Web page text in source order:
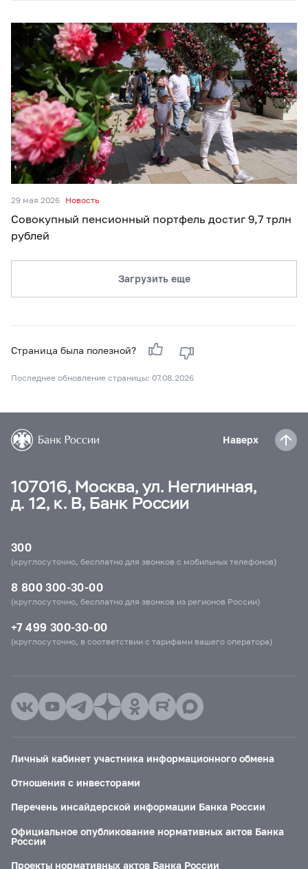
29 мая 2026 Новость
Совокупный пенсионный портфель достиг 9,7 трлн
рублей
Загрузить еще
Страница была полезной?
Последнее обновление страницы: 07.08.2026
Наверх
107016, Москва, ул. Неглинная,
д. 12, к. В, Банк России
300
(круглосуточно, бесплатно для звонков с мобильных телефонов)
8 800 300-30-00
(круглосуточно, бесплатно для звонков из регионов России)
+7 499 300-30-00
(круглосуточно, в соответствии с тарифами вашего оператора)
Личный кабинет участника информационного обмена
Отношения с инвесторами
Перечень инсайдерской информации Банка России
Официальное опубликование нормативных актов Банка
России
Проекты нормативных актов Банка России